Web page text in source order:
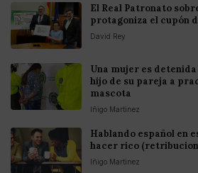
El Real Patronato
protagoniza el cupón
David Rey
Una mujer es
hijo de su pareja a
mascota
Iñigo Martinez
Hablando español en
hacer rico
Iñigo Martinez